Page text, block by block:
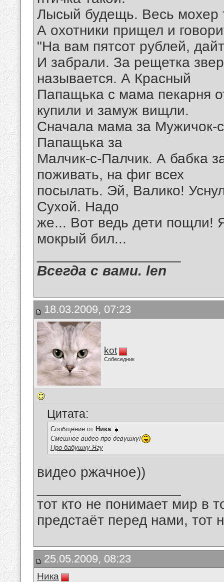
Лысый будещь. Весь мохер
А охотники прищел и
"На вам пятсот рублей,
И забрали. За рещетка
называется. А Красный
Папащька с мама пекарня
купили и замуж вищли.
Сначала мама за Мужичок-
Папащька за
Малчик-с-Палчик. А бабка
поживать, на фиг всех
посылать. Эй, Валико!
Сухой. Надо
же... Вот ведь дети пощли!
мокрый бил...
Всегда с вами. len
18.03.2009, 07:23
kot
Собеседник
Цитата:
Сообщение от Ника
Смешное видео про девушку!
Про бабушку Ягу
видео ржачное))
тот кто не понимает мир в
предстаёт перед нами, тот
25.05.2009, 08:23
Ника